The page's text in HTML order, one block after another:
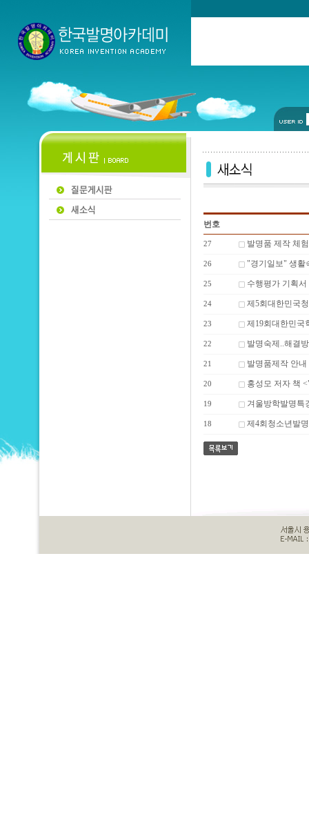
번호
27 발명품 제작 체
26 "경기일보" 생활
25 수행평가 기획
24 제5회대한민국
23 제19회대한민국
22 발명숙제..해결
21 발명품제작 안내
20 홍성모 저자 책
19 겨울방학발명특
18 제4회청소년발